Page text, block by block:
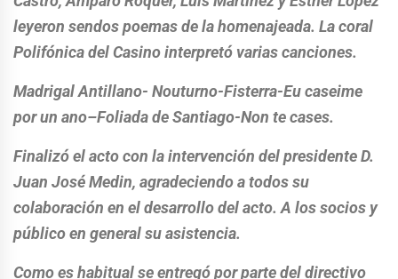
leyeron sendos poemas de la homenajeada. La coral
Polifónica del Casino interpretó varias canciones.
Madrigal Antillano- Nouturno-Fisterra-Eu caseime
por un ano–Foliada de Santiago-Non te cases.
Finalizó el acto con la intervención del presidente D.
Juan José Medin, agradeciendo a todos su
colaboración en el desarrollo del acto. A los socios y
público en general su asistencia.
Como es habitual se entregó por parte del directivo